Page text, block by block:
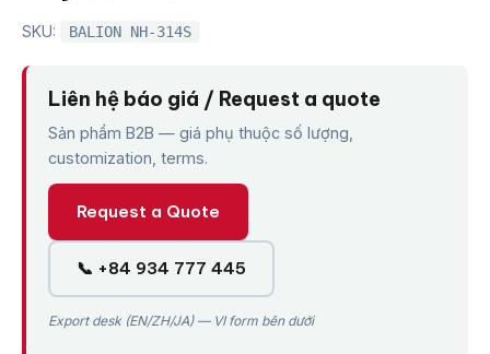
SKU: BALION NH-314S
Liên hệ báo giá / Request a quote
Sản phẩm B2B — giá phụ thuộc số lượng,
customization, terms.
Request a Quote
📞 +84 934 777 445
Export desk (EN/ZH/JA) — VI form bên dưới